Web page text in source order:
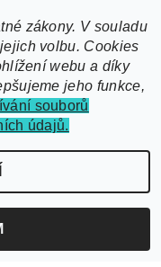
čerpadla, posilovací
nastavení cookies
zákony. V souladu
volbu. Cookies
webu a díky
jeho funkce,
souborů
údajů.